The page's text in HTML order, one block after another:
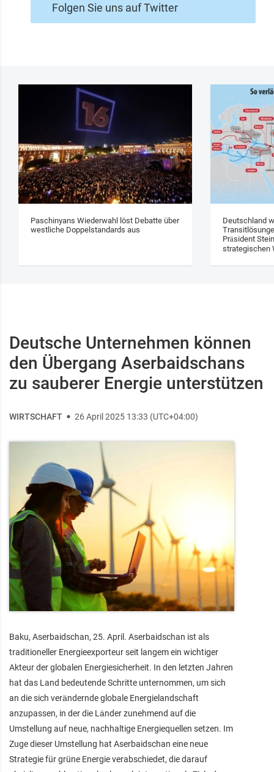
Folgen Sie uns auf Twitter
Paschinyans Wiederwahl löst Debatte über
westliche Doppelstandards aus
Deutschland
Präsident
strategischen
Deutsche Unternehmen können
den Übergang Aserbaidschans
zu sauberer Energie unterstützen
WIRTSCHAFT 26 April 2025 13:33 (UTC+04:00)
Baku, Aserbaidschan, 25. April. Aserbaidschan ist als
traditioneller Energieexporteur seit langem ein wichtiger
Akteur der globalen Energiesicherheit. In den letzten Jahren
hat das Land bedeutende Schritte unternommen, um sich
an die sich verändernde globale Energielandschaft
anzupassen, in der die Länder zunehmend auf die
Umstellung auf neue, nachhaltige Energiequellen setzen. Im
Zuge dieser Umstellung hat Aserbaidschan eine neue
Strategie für grüne Energie verabschiedet, die darauf